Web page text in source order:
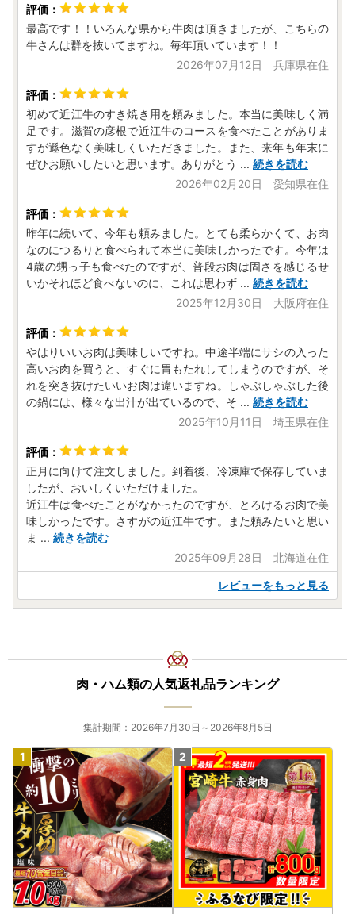
最高です！！いろんな県から牛肉は頂きましたが、こちらの
牛さんは群を抜いてますね。毎年頂いています！！
2026年07月12日 兵庫県在住
初めて近江牛のすき焼き用を頼みました。本当に美味しく満
足です。滋賀の彦根で近江牛のコースを食べたことがありま
すが遜色なく美味しくいただきました。また、来年も年末に
ぜひお願いしたいと思います。ありがとう ... 続きを読む
2026年02月20日 愛知県在住
昨年に続いて、今年も頼みました。とても柔らかくて、お肉
なのにつるりと食べられて本当に美味しかったです。今年は
4歳の甥っ子も食べたのですが、普段お肉は固さを感じるせ
いかそれほど食べないのに、これは思わず ... 続きを読む
2025年12月30日 大阪府在住
やはりいいお肉は美味しいですね。中途半端にサシの入った
高いお肉を買うと、すぐに胃もたれしてしまうのですが、そ
れを突き抜けたいいお肉は違いますね。しゃぶしゃぶした後
の鍋には、様々な出汁が出ているので、そ ... 続きを読む
2025年10月11日 埼玉県在住
正月に向けて注文しました。到着後、冷凍庫で保存していま
したが、おいしくいただけました。
近江牛は食べたことがなかったのですが、とろけるお肉で美
味しかったです。さすがの近江牛です。また頼みたいと思い
ま ... 続きを読む
2025年09月28日 北海道在住
レビューをもっと見る
肉・ハム類の人気返礼品ランキング
集計期間：2026年7月30日～2026年8月5日